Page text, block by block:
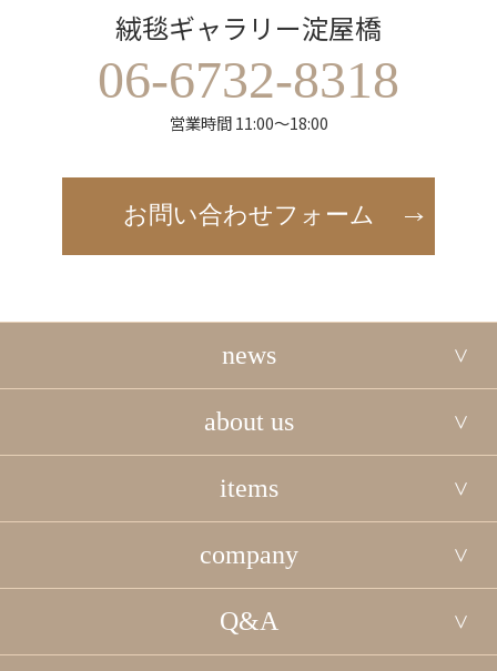
絨毯ギャラリー淀屋橋
06-6732-8318
営業時間 11:00～18:00
お問い合わせフォーム
news
about us
items
company
Q&A